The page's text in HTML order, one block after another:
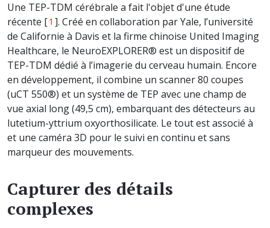
Une TEP-TDM cérébrale a fait l'objet d'une étude
récente [1 ]. Créé en collaboration par Yale, l’université
de Californie à Davis et la firme chinoise United Imaging
Healthcare, le NeuroEXPLORER® est un dispositif de
TEP-TDM dédié à l’imagerie du cerveau humain. Encore
en développement, il combine un scanner 80 coupes
(uCT 550®) et un système de TEP avec une champ de
vue axial long (49,5 cm), embarquant des détecteurs au
lutetium-yttrium oxyorthosilicate. Le tout est associé à
et une caméra 3D pour le suivi en continu et sans
marqueur des mouvements.
Capturer des détails
complexes